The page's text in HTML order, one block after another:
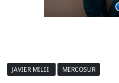
JAVIER MILEI MERCOSUR